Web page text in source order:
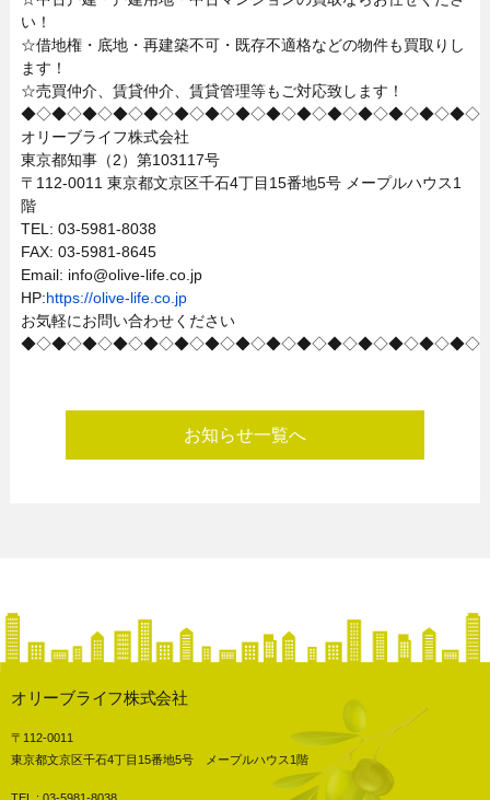
い！
☆借地権・底地・再建築不可・既存不適格などの物件も買取りし
ます！
☆売買仲介、賃貸仲介、賃貸管理等もご対応致します！
◆◇◆◇◆◇◆◇◆◇◆◇◆◇◆◇◆◇◆◇◆◇◆◇◆◇◆◇◆◇
オリーブライフ株式会社
東京都知事（2）第103117号
〒112-0011 東京都文京区千石4丁目15番地5号 メープルハウス1
階
TEL: 03-5981-8038
FAX: 03-5981-8645
Email: info@olive-life.co.jp
HP:https://olive-life.co.jp
お気軽にお問い合わせください
◆◇◆◇◆◇◆◇◆◇◆◇◆◇◆◇◆◇◆◇◆◇◆◇◆◇◆◇◆◇
お知らせ一覧へ
オリーブライフ株式会社
〒112-0011
東京都文京区千石4丁目15番地5号 メープルハウス1階